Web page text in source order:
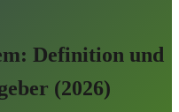
Definition und
(2026)